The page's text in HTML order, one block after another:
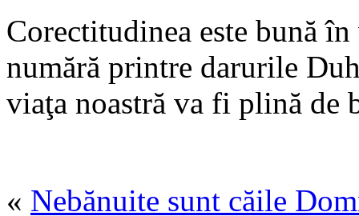
Corectitudinea este bună
numără printre daruri­le
viaţa noastră va fi plină de
« Nebănuite sunt căile